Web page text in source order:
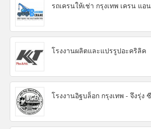
รถเครนให้เช่า กรุงเทพ เครน แอ
โรงงานผลิตและแปรรูปอะคริลิค
โรงงานอิฐบล็อก กรุงเทพ - จึงรุ่ง